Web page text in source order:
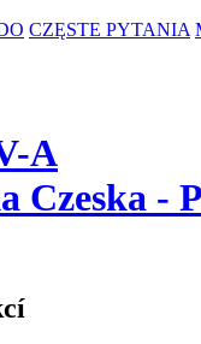
CZĘSTE PYTANIA
A
Czeska -